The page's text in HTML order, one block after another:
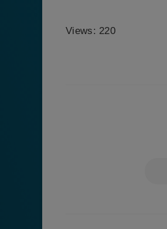
Views: 220